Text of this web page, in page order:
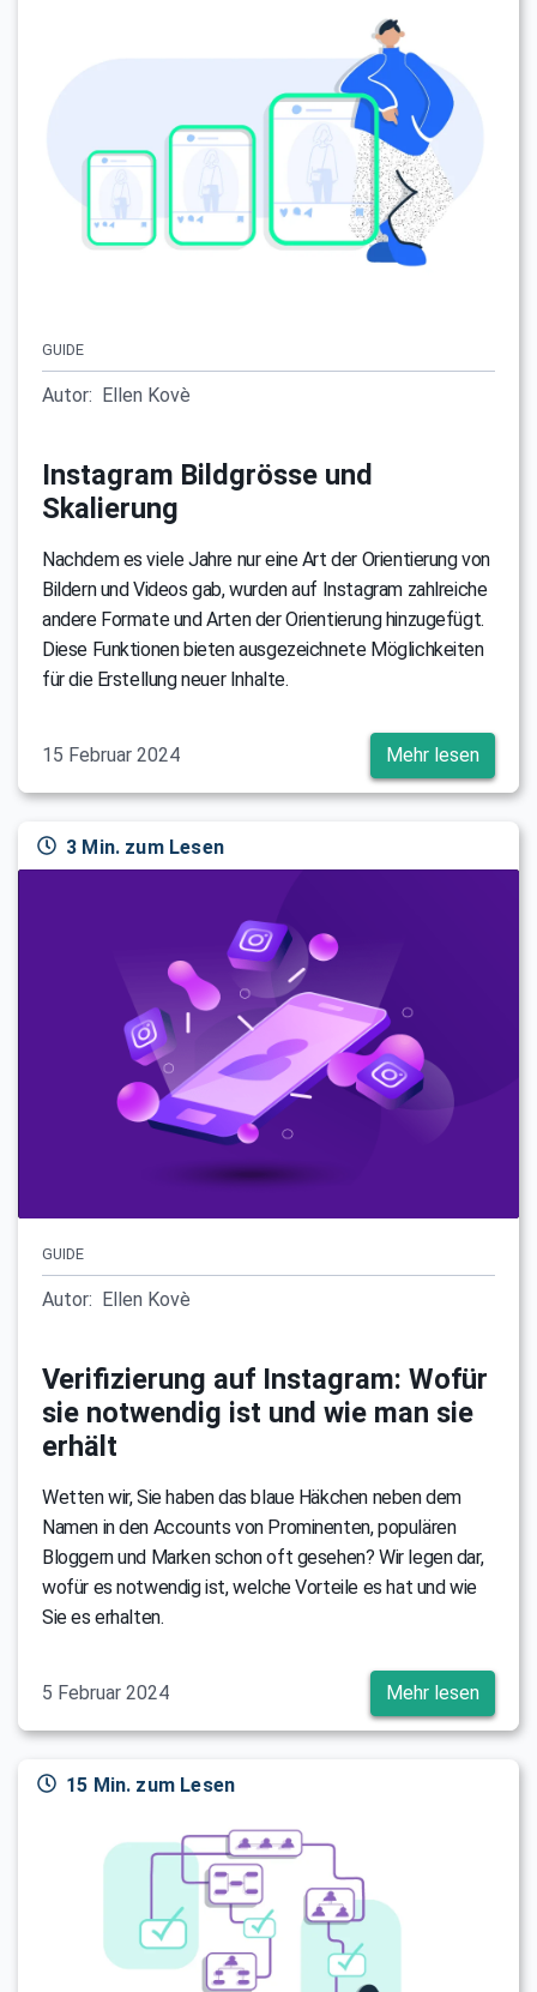
GUIDE
Autor: Ellen Kovè
Instagram Bildgrösse und
Skalierung
Nachdem es viele Jahre nur eine Art der Orientierung von
Bildern und Videos gab, wurden auf Instagram zahlreiche
andere Formate und Arten der Orientierung hinzugefügt.
Diese Funktionen bieten ausgezeichnete Möglichkeiten
für die Erstellung neuer Inhalte.
15 Februar 2024 Mehr lesen
3 Min. zum Lesen
GUIDE
Autor: Ellen Kovè
Verifizierung auf Instagram: Wofür
sie notwendig ist und wie man sie
erhält
Wetten wir, Sie haben das blaue Häkchen neben dem
Namen in den Accounts von Prominenten, populären
Bloggern und Marken schon oft gesehen? Wir legen dar,
wofür es notwendig ist, welche Vorteile es hat und wie
Sie es erhalten.
5 Februar 2024 Mehr lesen
15 Min. zum Lesen